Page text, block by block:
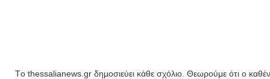
Tο thessalianews.gr δημοσιεύει κάθε σχόλιο. Θεωρούμε ότι ο